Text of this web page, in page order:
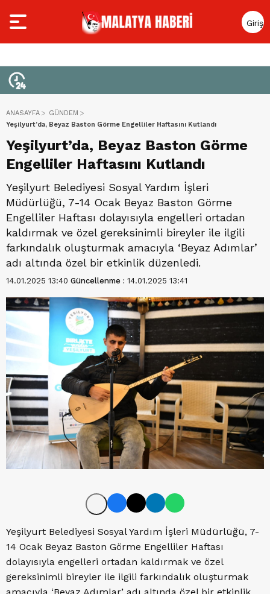
Giriş
Yap
ANASAYFA
GÜNDEM
Yeşilyurt’da, Beyaz Baston Görme Engelliler Haftasını Kutlandı
Yeşilyurt’da, Beyaz Baston Görme
Engelliler Haftasını Kutlandı
Yeşilyurt Belediyesi Sosyal Yardım İşleri
Müdürlüğü, 7-14 Ocak Beyaz Baston Görme
Engelliler Haftası dolayısıyla engelleri ortadan
kaldırmak ve özel gereksinimli bireyler ile ilgili
farkındalık oluşturmak amacıyla ‘Beyaz Adımlar’
adı altında özel bir etkinlik düzenledi.
14.01.2025 13:40 Güncellenme : 14.01.2025 13:41
Yeşilyurt Belediyesi Sosyal Yardım İşleri Müdürlüğü, 7-
14 Ocak Beyaz Baston Görme Engelliler Haftası
dolayısıyla engelleri ortadan kaldırmak ve özel
gereksinimli bireyler ile ilgili farkındalık oluşturmak